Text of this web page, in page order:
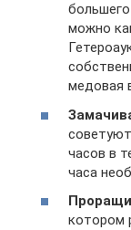
можно
медовая
часов в
часа
котором